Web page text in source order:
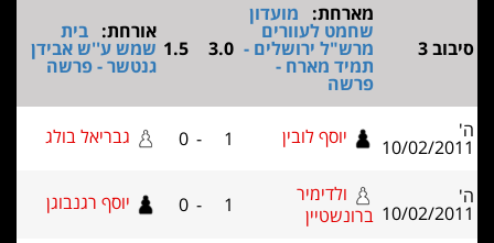
מועדון
מרש"ל ירושלים - 3.0
1.5
אורחת:
שמש ע''ש אבידן
גנטשר - פרשה
יוסף לובין 1
-
0 גבריאל בולג
ולדימיר
ברונשטיין
1
-
0 יוסף רגנבוגן